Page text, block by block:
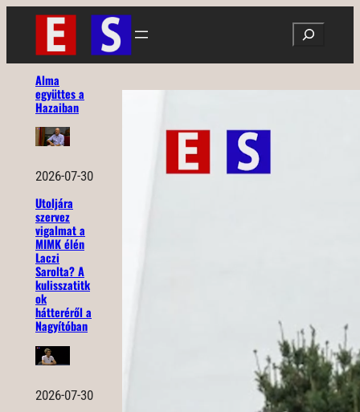
Ugrás
tartalomhoz
Search
Alma
együttes a
Hazaiban
2026-07-30
Utoljára
szervez
vigalmat a
MIMK élén
Laczi
Sarolta? A
kulisszatitk
ok
hátteréről a
Nagyítóban
2026-07-30